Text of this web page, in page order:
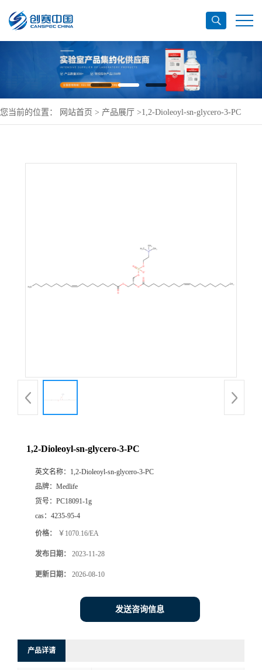
您当前的位置： 网站首页 > 产品展厅 >1,2-Dioleoyl-sn-glycero-3-PC
1,2-Dioleoyl-sn-glycero-3-PC
英文名称： 1,2-Dioleoyl-sn-glycero-3-PC
品牌： Medlife
货号： PC18091-1g
cas： 4235-95-4
价格： ￥1070.16/EA
发布日期： 2023-11-28
更新日期： 2026-08-10
发送咨询信息
产品详请